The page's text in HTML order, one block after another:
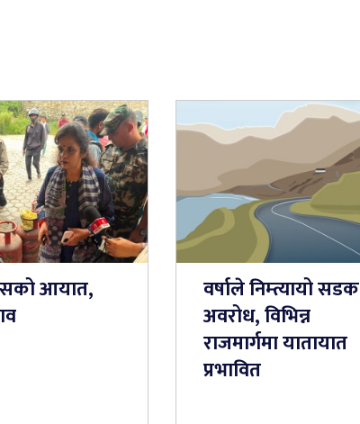
आयात,
वर्षाले निम्त्यायो सडक
अवरोध, विभिन्न
राजमार्गमा यातायात
प्रभावित